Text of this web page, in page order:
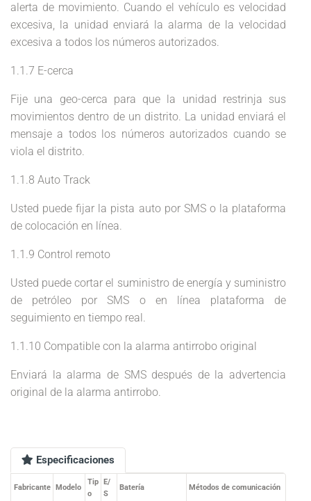
alerta de movimiento. Cuando el vehículo es velocidad
excesiva, la unidad enviará la alarma de la velocidad
excesiva a todos los números autorizados.
1.1.7 E-cerca
Fije una geo-cerca para que la unidad restrinja sus
movimientos dentro de un distrito. La unidad enviará el
mensaje a todos los números autorizados cuando se
viola el distrito.
1.1.8 Auto Track
Usted puede fijar la pista auto por SMS o la plataforma
de colocación en línea.
1.1.9 Control remoto
Usted puede cortar el suministro de energía y suministro
de petróleo por SMS o en línea plataforma de
seguimiento en tiempo real.
1.1.10 Compatible con la alarma antirrobo original
Enviará la alarma de SMS después de la advertencia
original de la alarma antirrobo.
Especificaciones
Fabricante Modelo
Tip
o
E/
S
Batería Métodos de comunicación